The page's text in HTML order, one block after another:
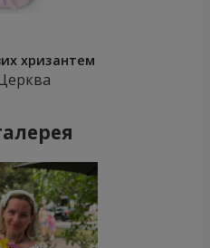
хризантем